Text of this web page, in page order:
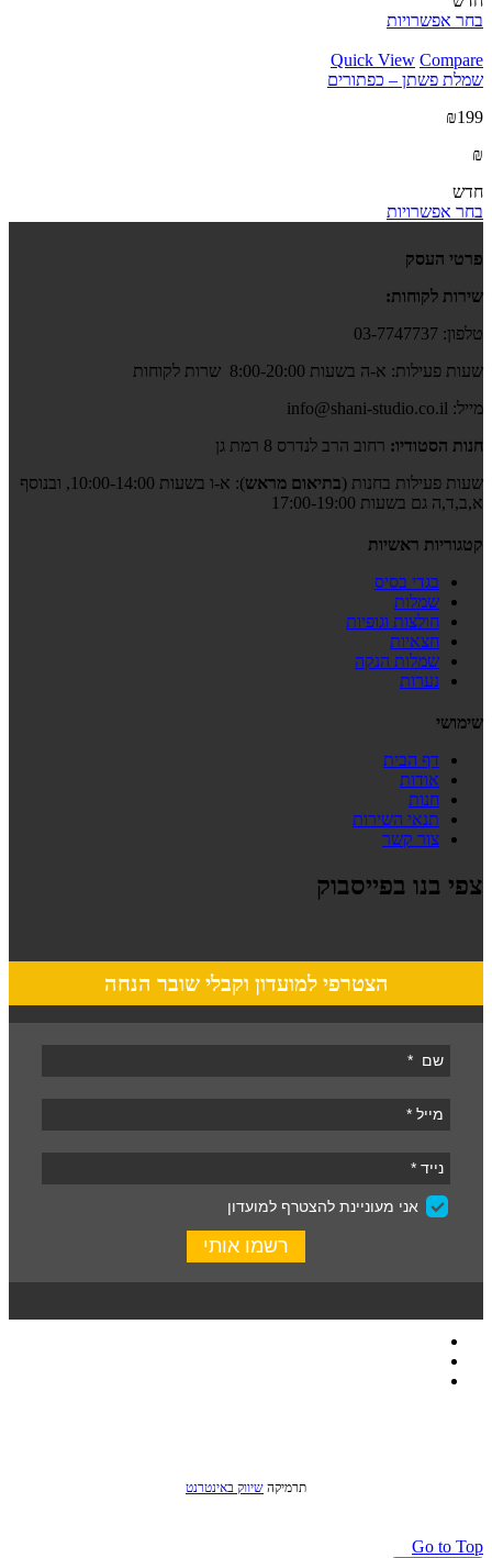
בחר אפשרויות
Quick View Compare
שמלת פשתן – כפתורים
₪199
₪
חדש
בחר אפשרויות
פרטי העסק
שירות לקוחות:
טלפון: 03-7747737
שעות פעילות: א-ה בשעות 8:00-20:00 שרות לקוחות
מייל: info@shani-studio.co.il
חנות הסטודיו: רחוב הרב לנדרס 8 רמת גן
שעות פעילות בחנות (בתיאום מראש
): א-ו בשעות 10:00-14:00, ובנוסף
א,ב,ד,ה גם בשעות 17:00-19:00
קטגוריות ראשיות
בגדי בסיס
שמלות
חולצות וגופיות
חצאיות
שמלות הנקה
נערות
שימושי
דף הבית
אודות
חנות
תנאי השירות
צור קשר
צפי בנו בפייסבוק
הצטרפי למועדון וקבלי שובר הנחה
תרמיקה שיווק באינטרנט
Go to Top